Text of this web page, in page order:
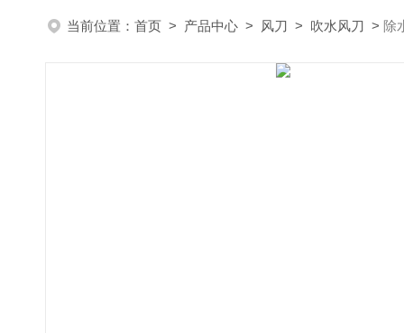
当前位置： 首页 > 产品中心 > 风刀 > 吹水风刀 > 除